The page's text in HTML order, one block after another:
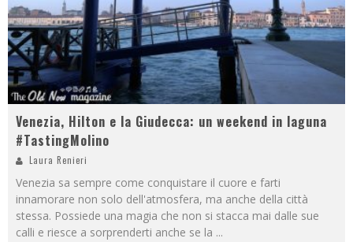
Venezia, Hilton e la Giudecca: un weekend in laguna
#TastingMolino
Laura Renieri
Venezia sa sempre come conquistare il cuore e farti
innamorare non solo dell'atmosfera, ma anche della città
stessa. Possiede una magia che non si stacca mai dalle sue
calli e riesce a sorprenderti anche se la ...